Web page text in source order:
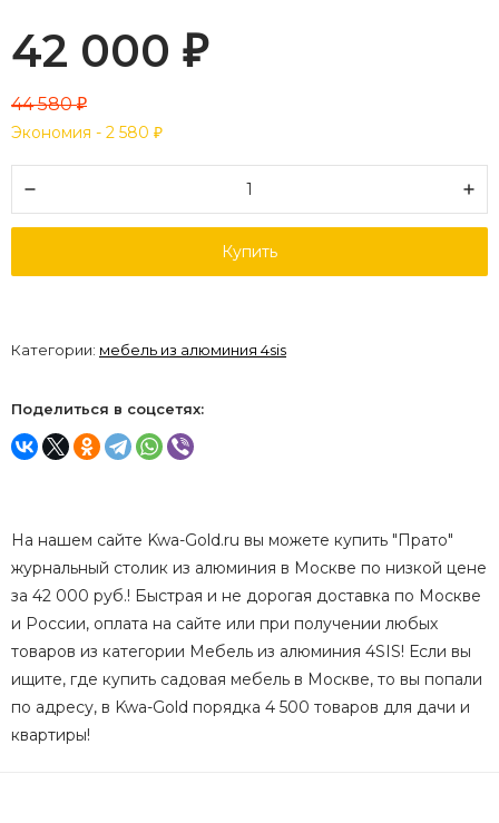
42 000 ₽
44 580₽
Экономия - 2 580 ₽
Купить
Категории: мебель из алюминия 4sis
Поделиться в соцсетях:
На нашем сайте Kwa-Gold.ru вы можете купить "Прато"
журнальный столик из алюминия в Москве по низкой цене
за 42 000 руб.! Быстрая и не дорогая доставка по Москве
и России, оплата на сайте или при получении любых
товаров из категории Мебель из алюминия 4SIS! Если вы
ищите, где купить садовая мебель в Москве, то вы попали
по адресу, в Kwa-Gold порядка 4 500 товаров для дачи и
квартиры!